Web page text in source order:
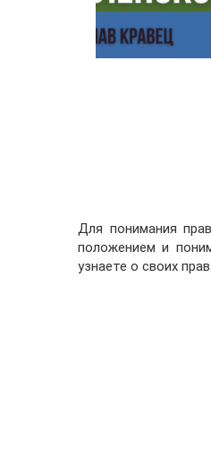
Для понимания
положением и
узнаете о своих